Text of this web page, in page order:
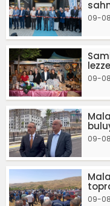
09-
09-
09-
09-